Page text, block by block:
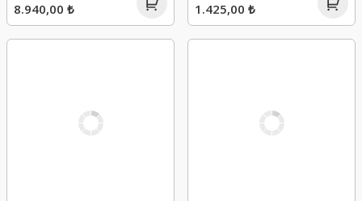
8.940,00 ₺ 1.425,00 ₺